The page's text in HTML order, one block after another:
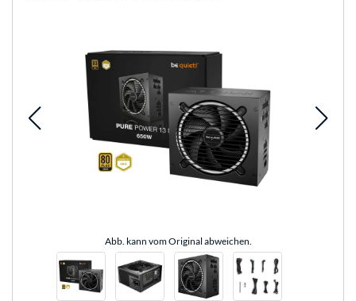
Abb. kann vom Original abweichen.